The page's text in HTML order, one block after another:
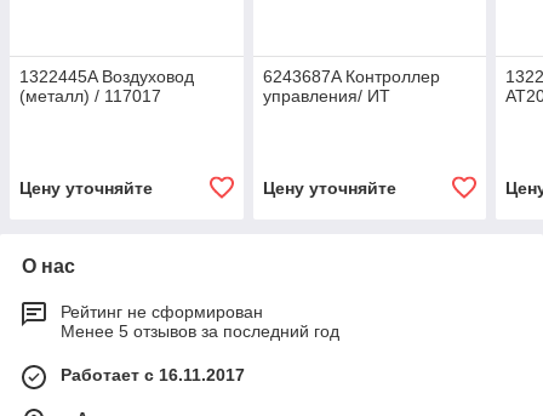
1322445A Воздуховод
(металл) / 117017
Цену уточняйте
6243687A Контроллер
управления/ ИТ
Цену уточняйте
О нас
Рейтинг не сформирован
Менее 5 отзывов за последний год
Работает с 16.11.2017